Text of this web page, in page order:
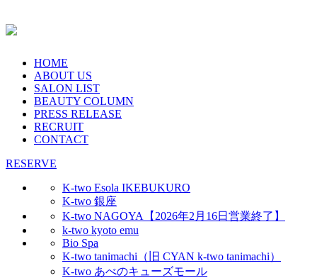
HOME
ABOUT US
SALON LIST
BEAUTY COLUMN
PRESS RELEASE
RECRUIT
CONTACT
RESERVE
K-two Esola IKEBUKURO
K-two 銀座
K-two NAGOYA【2026年2月16日営業終了】
k-two kyoto emu
Bio Spa
K-two tanimachi（旧 CYAN k-two tanimachi）
K-two あべのキューズモール